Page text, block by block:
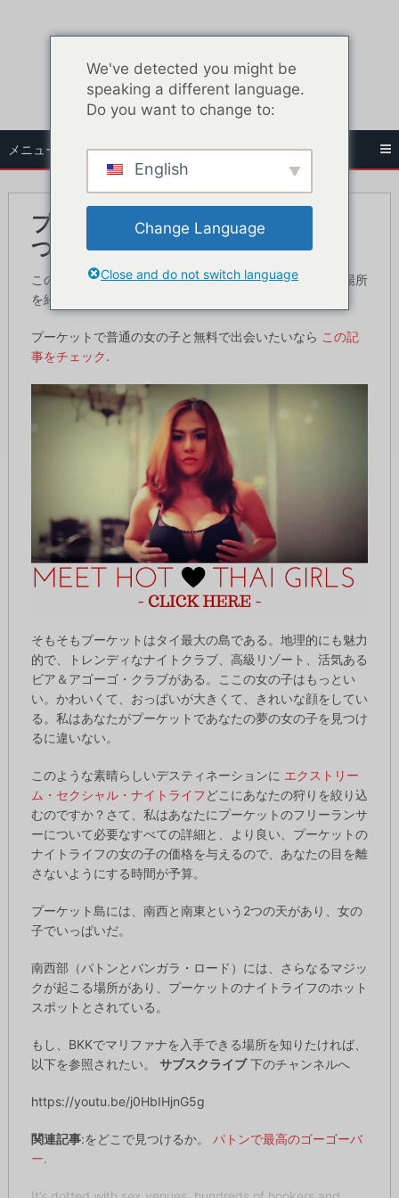
ス
キ
ッ
プ
メニュー
プーケットでフリーランサーを見
つける5つの場所
この記事では、プーケットでフリーの売春婦と出会える場所
を紹介する。
プーケットで普通の女の子と無料で出会いたいなら この記
事をチェック.
そもそもプーケットはタイ最大の島である。地理的にも魅力
的で、トレンディなナイトクラブ、高級リゾート、活気ある
ビア＆アゴーゴ・クラブがある。ここの女の子はもっとい
い。かわいくて、おっぱいが大きくて、きれいな顔をしてい
る。私はあなたがプーケットであなたの夢の女の子を見つけ
るに違いない。
このような素晴らしいデスティネーションに エクストリー
ム・セクシャル・ナイトライフ どこにあなたの狩りを絞り込
むのですか？さて、私はあなたにプーケットのフリーランサ
ーについて必要なすべての詳細と、より良い、プーケットの
ナイトライフの女の子の価格を与えるので、あなたの目を離
さないようにする時間が予算。
プーケット島には、南西と南東という2つの天があり、女の
子でいっぱいだ。
南西部（パトンとバンガラ・ロード）には、さらなるマジッ
クが起こる場所があり、プーケットのナイトライフのホット
スポットとされている。
もし、BKKでマリファナを入手できる場所を知りたければ、
以下を参照されたい。 サブスクライブ下のチャンネルへ
https://youtu.be/j0HbIHjnG5g
関連記事:をどこで見つけるか。 パトンで最高のゴーゴーバ
ー.
We've detected you might be
speaking a different language.
Do you want to change to:
English
Change Language
Close and do not switch language